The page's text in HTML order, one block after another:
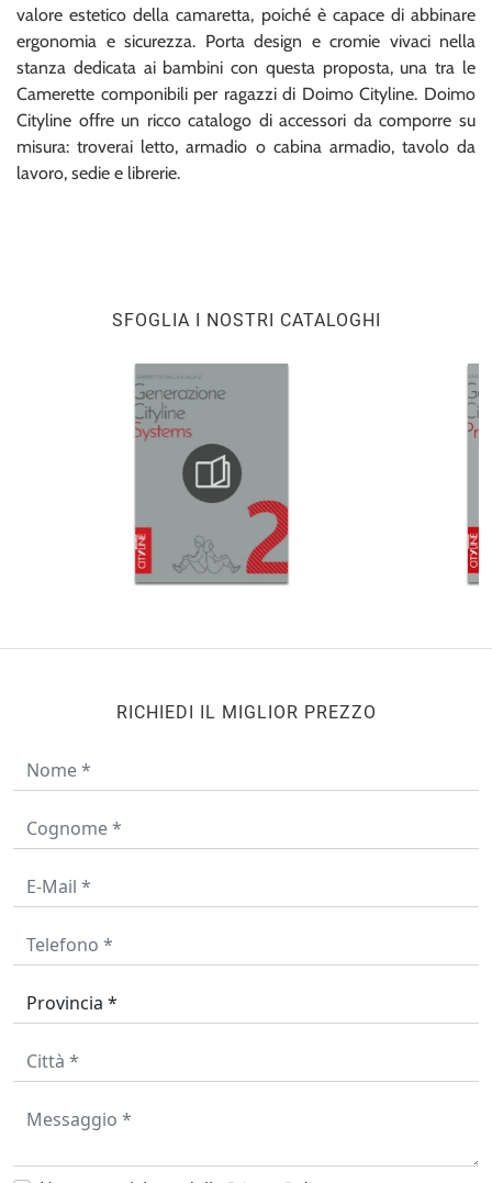
valore estetico della camaretta, poiché è capace di abbinare
ergonomia e sicurezza. Porta design e cromie vivaci nella
stanza dedicata ai bambini con questa proposta, una tra le
Camerette componibili per ragazzi di Doimo Cityline. Doimo
Cityline offre un ricco catalogo di accessori da comporre su
misura: troverai letto, armadio o cabina armadio, tavolo da
lavoro, sedie e librerie.
SFOGLIA I NOSTRI CATALOGHI
RICHIEDI IL MIGLIOR PREZZO